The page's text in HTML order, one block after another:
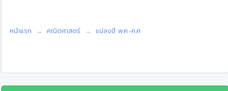
หน้าแรก คณิตศาสตร์ แปลงปี พ.ศ.-ค.ศ